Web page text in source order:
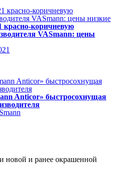
красно-коричневую
VASmann: цены
Anticor» быстросохнущая
новой и ранее окрашенной